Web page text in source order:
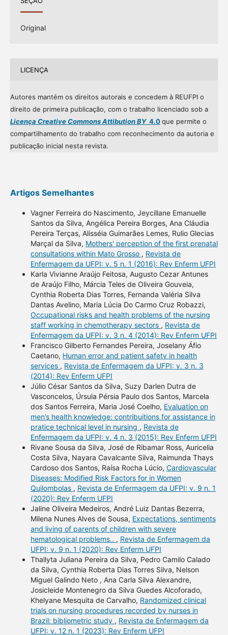
Original
LICENÇA
Autores mantém os direitos autorais e concedem à REUFPI o
direito de primeira publicação, com o trabalho licenciado sob a
Licença Creative Commons Attibution BY4.0que permite o
compartilhamento do trabalho com reconhecimento da autoria e
publicação inicial nesta revista.
Artigos Semelhantes
Vagner Ferreira do Nascimento, Jeycillane Emanuelle
Santos da Silva, Angélica Pereira Borges, Ana Cláudia
Pereira Terças, Alisséia Guimarães Lemes, Rulio Glecias
Marçal da Silva, Mothers' perception of the first prenatal
consultations within Mato Grosso , Revista de
Enfermagem da UFPI: v. 5 n. 1 (2016): Rev Enferm UFPI
Karla Vivianne Araújo Feitosa, Augusto Cezar Antunes
de Araújo Filho, Márcia Teles de Oliveira Gouveia,
Cynthia Roberta Dias Torres, Fernanda Valéria Silva
Dantas Avelino, Maria Lúcia Do Carmo Cruz Robazzi,
Occupational risks and health problems of the nursing
staff working in chemotherapy sectors , Revista de
Enfermagem da UFPI: v. 3 n. 4 (2014): Rev Enferm UFPI
Francisco Gilberto Fernandes Pereira, Joselany Áfio
Caetano, Human error and patient safety in health
services , Revista de Enfermagem da UFPI: v. 3 n. 3
(2014): Rev Enferm UFPI
Júlio César Santos da Silva, Suzy Darlen Dutra de
Vasconcelos, Úrsula Pérsia Paulo dos Santos, Marcela
dos Santos Ferreira, Maria José Coelho, Evaluation on
men’s health knowledge: contribuitions for assistance in
pratice technical level in nursing , Revista de
Enfermagem da UFPI: v. 4 n. 3 (2015): Rev Enferm UFPI
Rivane Sousa da Silva, José de Ribamar Ross, Auricelia
Costa Silva, Nayara Cavalcante Silva, Raimunda Thays
Cardoso dos Santos, Raísa Rocha Lúcio, Cardiovascular
Diseases: Modified Risk Factors for in Women
Quilombolas , Revista de Enfermagem da UFPI: v. 9 n. 1
(2020): Rev Enferm UFPI
Jaline Oliveira Medeiros, André Luiz Dantas Bezerra,
Milena Nunes Alves de Sousa, Expectations, sentiments
and living of parents of children with severe
hematological problems.. , Revista de Enfermagem da
UFPI: v. 9 n. 1 (2020): Rev Enferm UFPI
Thallyta Juliana Pereira da Silva, Pedro Camilo Calado
da Silva, Cynthia Roberta Dias Torres Silva, Nelson
Miguel Galindo Neto , Ana Carla Silva Alexandre,
Josicleide Montenegro da Silva Guedes Alcoforado,
Khelyane Mesquita de Carvalho, Randomized clinical
trials on nursing procedures recorded by nurses in
Brazil: bibliometric study , Revista de Enfermagem da
UFPI: v. 12 n. 1 (2023): Rev Enferm UFPI